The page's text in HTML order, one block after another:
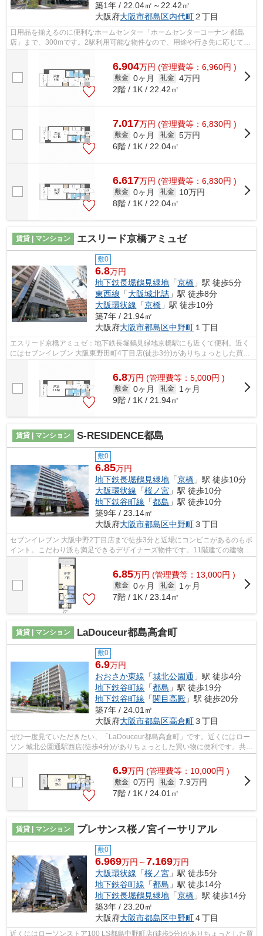
築1年 / 22.04㎡～22.42㎡
大阪府大阪市都島区内代町２丁目
日用品を揃えるのに便利なホームセンター「ホームセンターコーナン 都島
店」まで、300mです。2駅利用可能な物件なので、用途や行き先に応じて経
6.904万円 (管理費等：6,960円 )
敷金 0ヶ月 礼金 4万円
2階 / 1K / 22.42㎡
7.017万円 (管理費等：6,830円 )
敷金 0ヶ月 礼金 5万円
6階 / 1K / 22.04㎡
6.617万円 (管理費等：6,830円 )
敷金 0ヶ月 礼金
10万円
8階 / 1K / 22.04㎡
賃貸 | マンション エスリード京橋アミュゼ
敷0
6.8万円
地下鉄長堀鶴見緑地 「京橋 」駅 徒歩5分
東西線 「大阪城北詰 」駅 徒歩8分
大阪環状線 「京橋 」駅 徒歩10分
築7年 / 21.94㎡
大阪府大阪市都島区中野町 １丁目
エスリード京橋アミュゼ：地下鉄長堀鶴見緑地京橋駅にも近くて便利。近く
にはセブンイレブン 大阪東野田町4丁目店(徒歩3分)がありちょっとした買い
6.8万円 (管理費等：5,000円 )
敷金 0ヶ月 礼金
1ヶ月
9階 / 1K / 21.94㎡
賃貸 | マンション S-RESIDENCE都島
敷0
6.85万円
地下鉄長堀鶴見緑地 「京橋 」駅 徒歩10分
大阪環状線 「桜ノ宮 」駅 徒歩10分
地下鉄谷町線 「都島 」駅 徒歩10分
築9年 / 23.14㎡
大阪府大阪市都島区中野町３丁目
セブンイレブン 大阪中野2丁目店まで徒歩3分と近場にコンビニがあるのもポ
イント。こだわり派も満足できるデザイナーズ物件です。11階建ての建物で
地域にマッチした物件。2駅利用可能...
6.85万円 (管理費等：13,000円 )
敷金 0ヶ月 礼金
1ヶ月
7階 / 1K / 23.14㎡
賃貸 | マンション LaDouceur都島高倉町
敷0
6.9万円
おおさか東線 「城北公園通 」駅 徒歩4分
地下鉄谷町線 「都島 」駅 徒歩19分
地下鉄谷町線 「関目高殿 」駅 徒歩20分
築7年 / 24.01㎡
大阪府大阪市都島区高倉町３丁目
ぜひ一度見ていただきたい、「LaDouceur都島高倉町」です。近くにはロー
ソン 城北公園通駅西店(徒歩4分)がありちょっとした買い物に便利です。共用
部にはエレベータ・敷地内ごみ置き場...
6.9万円 (管理費等：10,000円 )
敷金 0万円 礼金 7.9万円
7階 / 1K / 24.01㎡
賃貸 | マンション プレサンス桜ノ宮イーサリアル
敷0
6.969万円～7.169万円
大阪環状線 「桜ノ宮 」駅 徒歩5分
地下鉄谷町線 「都島 」駅 徒歩14分
地下鉄長堀鶴見緑地 「京橋 」駅 徒歩14分
築3年 / 23.20㎡
大阪府大阪市都島区中野町４丁目
近くにはローソンストア100 LS都島中野町店(徒歩5分)がありちょっとした買